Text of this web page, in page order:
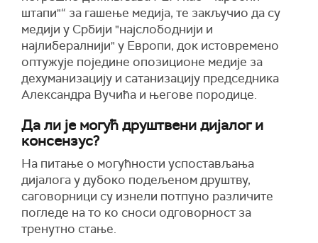
штапи"“ за гашење медија, те закључио да су
медији у Србији "најслободнији и
најлибералнији" у Европи, док истовремено
оптужује поједине опозиционе медије за
дехуманизацију и сатанизацију председника
Александра Вучића и његове породице.
Да ли је могућ друштвени дијалог и
консензус?
На питање о могућности успостављања
дијалога у дубоко подељеном друштву,
саговорници су изнели потпуно различите
погледе на то ко сноси одговорност за
тренутно стање.